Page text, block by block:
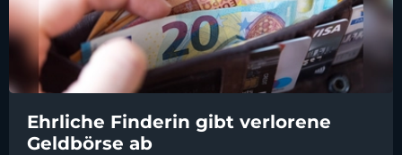
Ehrliche Finderin gibt verlorene
Geldbörse ab